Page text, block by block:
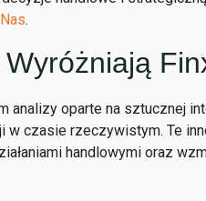
.
analizy oparte na sztucznej
czasie rzeczywistym. Te
handlowymi oraz